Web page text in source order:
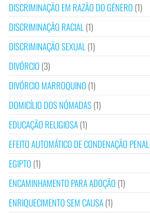
DISCRIMINAÇÃO EM RAZÃO DO GÉNERO (1)
DISCRIMINAÇÃO RACIAL(1)
DISCRIMINAÇÃO SEXUAL(1)
DIVÓRCIO (3)
DIVÓRCIO MARROQUINO (1)
DOMICÍLIO DOS NÓMADAS(1)
EDUCAÇÃO RELIGIOSA(1)
EFEITO AUTOMÁTICO DE CONDENAÇÃO PENAL
EGIPTO (1)
ENCAMINHAMENTO PARA ADOÇÃO (1)
ENRIQUECIMENTO SEM CAUSA(1)